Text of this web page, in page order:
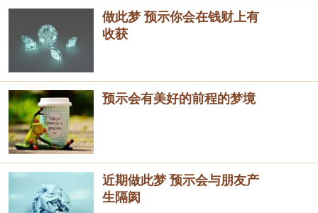
做此梦 预示你会在钱财上有
收获
预示会有美好的前程的梦境
近期做此梦 预示会与朋友产
生隔阂